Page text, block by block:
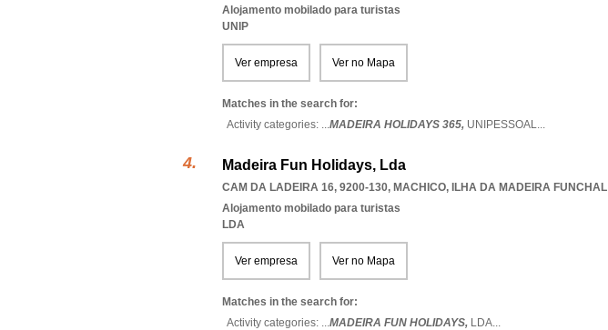
Alojamento mobilado para turistas
UNIP
Ver empresa Ver no Mapa
Matches in the search for:
Activity categories: ...MADEIRA HOLIDAYS 365, UNIPESSOAL...
Madeira Fun Holidays, Lda
CAM DA LADEIRA 16, 9200-130, MACHICO, ILHA DA MADEIRA FUNCHAL
Alojamento mobilado para turistas
LDA
Ver empresa Ver no Mapa
Matches in the search for:
Activity categories: ...MADEIRA FUN HOLIDAYS, LDA...